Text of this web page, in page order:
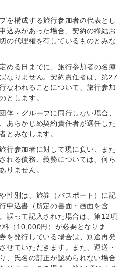
を構成する旅行参加者の代表とし
込みがあった場合、契約の締結お
の代理権を有しているものとみな
める日までに、旅行参加者の名簿
なりません。契約責任者は、第27
なわれることについて、旅行参加
とします。
体・グループに同行しない場合、
あらかじめ契約責任者が選任した
とみなします。
行参加者に対して現に負い、また
れる債務、義務については、何ら
りません。
性別は、旅券（パスポート）に記
申込書（所定の書面・画面を含
誤って記入された場合は、第12項
（10,000円）が必要となりま
を発行している場合は、別途再発
せていただきます。また、運送・
、氏名の訂正が認められない場合